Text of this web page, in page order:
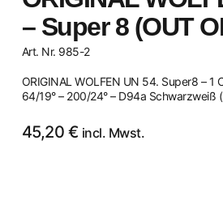
– Super 8 (OUT
Art. Nr. 985-2
ORIGINAL WOLFEN UN 54. Super8 – 1
64/19° – 200/24° – D94a Schwarzweiß
45,20 € incl. Mwst.